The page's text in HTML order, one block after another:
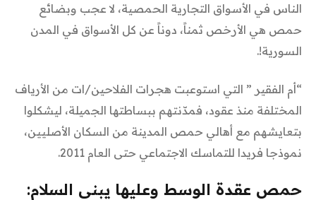
الناس في الأسواق التجارية الحمصية، لا عجب وبضائع
حمص هي الأرخص ثمناً، دوناً عن كل الأسواق في المدن
السورية!.
“أم الفقير ” التي استوعبت هجرات الفلاحين/ات من الأرياف
المختلفة منذ عقود، فمدّنتهم ببساطتها الجميلة، ليشكلوا
بتعايشهم مع أهالي حمص المدينة من السكان الأصليين،
نموذجا فريدا للتماسك الاجتماعي حتى العام 2011.
حمص عقدة الوسط وعليها يبنى السلام: